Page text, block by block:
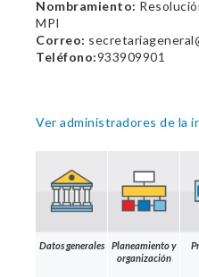
Nombramiento:
MPI
Correo:
Teléfono:933909901
Ver administradores de la
Datos generales
Planeamiento y
organización